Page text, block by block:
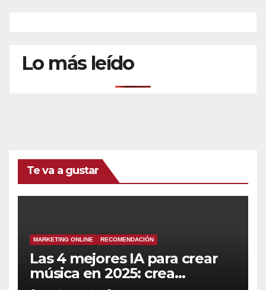
Lo más leído
Te va a gustar
MARKETING ONLINE RECOMENDACIÓN
Las 4 mejores IA para crear
música en 2025: crea